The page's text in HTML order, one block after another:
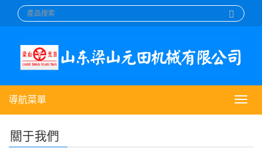
導
導航菜單
關于我們